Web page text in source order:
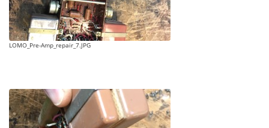
LOMO_Pre-Amp_repair_7.JPG